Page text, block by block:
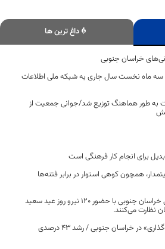
داغ ترین ها
خراسان جنوبی
سه ماه نخست سال جاری به شبکه ملی اطلاعات
به طور هماهنگ توزیع شد/جوانی جمعیت از
برای انجام کار فرهنگی است
همچون کوهی استوار در برابر فتنه‌ها
۷۳ اکیپ بهداشتی دامپزشکی خراسان جنوبی با حضور ۱۲۰ نیرو روز عید سعید
نظارت می‌کنند.
معرفی «کیف دیجیتال سرمایه‌گذاری» در خراسان جنوبی / رشد ۴۳ درصدی